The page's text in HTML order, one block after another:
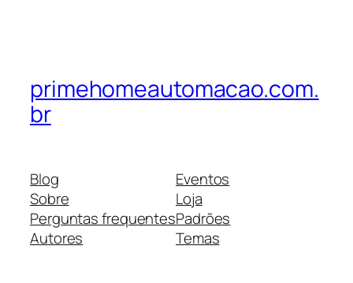
primehomeautomacao.com.
br
Blog
Sobre
Perguntas frequentes
Autores
Eventos
Loja
Padrões
Temas